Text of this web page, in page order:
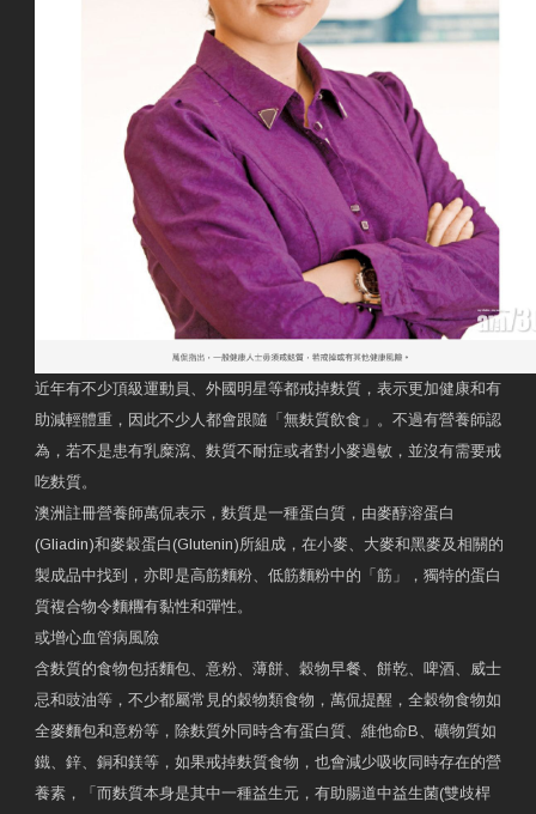
近年有不少頂級運動員、外國明星等都戒掉麩質，表示更加健康和有
助減輕體重，因此不少人都會跟隨「無麩質飲食」。不過有營養師認
為，若不是患有乳糜瀉、麩質不耐症或者對小麥過敏，並沒有需要戒
吃麩質。
澳洲註冊營養師萬侃表示，麩質是一種蛋白質，由麥醇溶蛋白
(Gliadin)和麥穀蛋白(Glutenin)所組成，在小麥、大麥和黑麥及相關的
製成品中找到，亦即是高筋麵粉、低筋麵粉中的「筋」，獨特的蛋白
質複合物令麵糰有黏性和彈性。
或增心血管病風險
含麩質的食物包括麵包、意粉、薄餅、穀物早餐、餅乾、啤酒、威士
忌和豉油等，不少都屬常見的穀物類食物，萬侃提醒，全穀物食物如
全麥麵包和意粉等，除麩質外同時含有蛋白質、維他命B、礦物質如
鐵、鋅、銅和鎂等，如果戒掉麩質食物，也會減少吸收同時存在的營
養素，「而麩質本身是其中一種益生元，有助腸道中益生菌(雙歧桿